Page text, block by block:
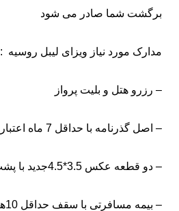
برگشت شما صادر می شود
مدارک مورد نیاز ویزای لیبل روسیه :
– رزرو هتل و بلیت پرواز
– اصل گذرنامه با حداقل 7 ماه اعتبار ازتاریخ سفر
– دو قطعه عکس 3.5*4.5جدید با پشت زمینه سفید
– بیمه مسافرتی با سقف حداقل 10هزار یورو